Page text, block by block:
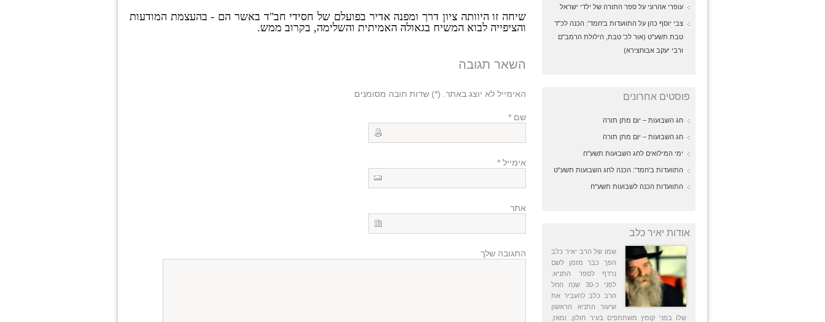
שיחה זו היוותה ציון דרך ומפנה אדיר בפועלם של חסידי חב"ד באשר הם - בהעצמת המודעות
והציפייה לבוא המשיח בגאולה האמיתית והשלימה, בקרוב ממש.
השאר תגובה
האימייל לא יוצג באתר. (*) שדות חובה מסומנים
שם *
אימייל *
אתר
התגובה שלך
עופרי אהרוני על ספר התורה של ילדי ישראל
צבי יוסף כהן על התוועדות ב'חמד': הכנה לכ"ד
טבת תשע"ט (אור לכ' טבת, הילולת הרמב"ם
ורבי יעקב אבוחצירא)
פוסטים אחרונים
חג השבועות – יום מתן תורה
חג השבועות – יום מתן תורה
ימי המילואים לחג השבועות תשע"ח
התוועדות ב'חמד': הכנה לחג השבועות תשע"ט
התוועדות הכנה לשבועות תשע"ח
אודות יאיר כלב
שמו של הרב יאיר כלב
הפך כבר מזמן לשם
נרדף לספר התניא.
לפני כ-30 שנה החל
הרב כלב להעביר את
שיעור התניא הראשון
שלו בפני קומץ משתתפים בעיר חולון. ומאז,